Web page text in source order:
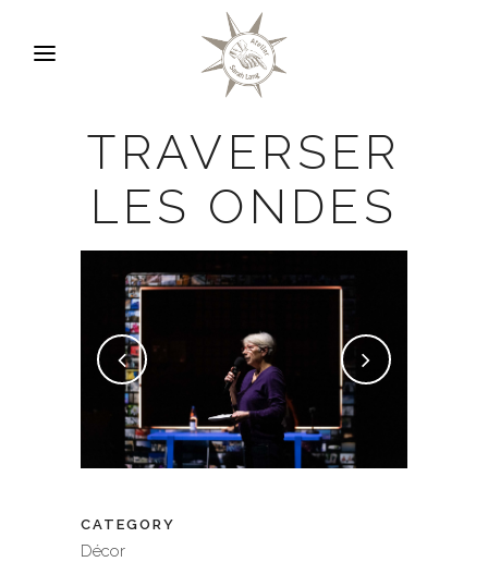
TRAVERSER
LES ONDES
CATEGORY
Décor